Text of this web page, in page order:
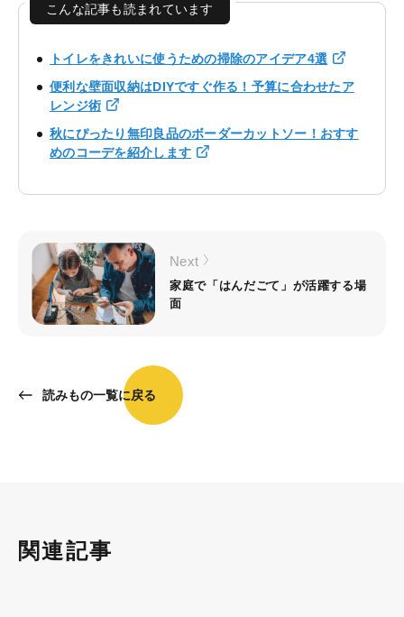
こんな記事も読まれています
トイレをきれいに使うための掃除のアイデア4選
便利な壁面収納はDIYですぐ作る！予算に合わせたア
レンジ術
秋にぴったり無印良品のボーダーカットソー！おすす
めのコーデを紹介します
読みもの一覧に戻る
Next
家庭で「はんだごて」が活躍する場
面
関連記事